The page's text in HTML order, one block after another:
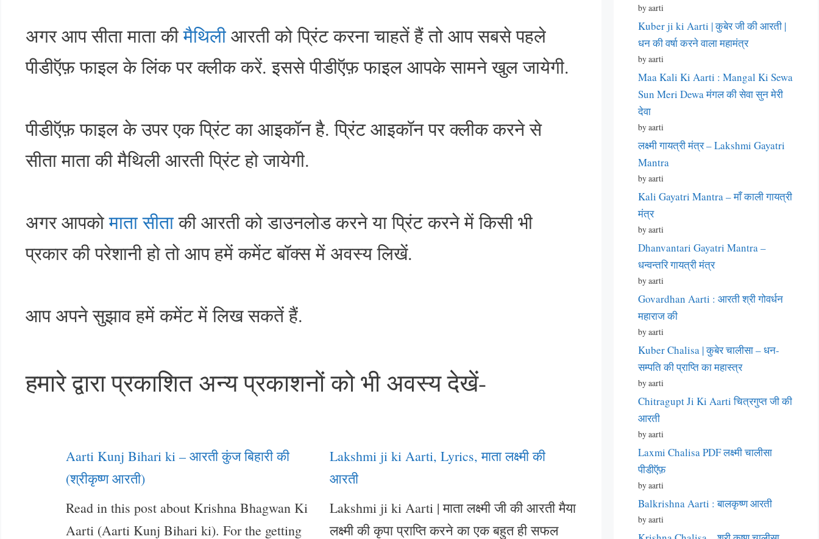
अगर आप सीता माता कीमैथिली आरती को प्रिंट करना चाहतें हैं तो आप सबसे पहले
पीडीऍफ़ फाइल के लिंक पर क्लीक करें. इससे पीडीऍफ़ फाइल आपके सामने खुल जायेगी.
पीडीऍफ़ फाइल के उपर एक प्रिंट का आइकॉन है. प्रिंट आइकॉन पर क्लीक करने से
सीता माता की मैथिली आरती प्रिंट हो जायेगी.
अगर आपकोमाता सीताकी आरती को डाउनलोड करने या प्रिंट करने में किसी भी
प्रकार की परेशानी हो तो आप हमें कमेंट बॉक्स में अवस्य लिखें.
आप अपने सुझाव हमें कमेंट में लिख सकतें हैं.
हमारे द्वारा प्रकाशित अन्य प्रकाशनों को भी अवस्य देखें-
Aarti Kunj Bihari ki – आरती कुंज बिहारी की
(श्रीकृष्ण आरती)
Read in this post about Krishna Bhagwan Ki
Aarti (Aarti Kunj Bihari ki). For the getting
Lakshmi ji ki Aarti, Lyrics, माता लक्ष्मी की
आरती
Lakshmi ji ki Aarti | माता लक्ष्मी जी की आरती मैया
लक्ष्मी की कृपा प्राप्ति करने का एक बहुत ही सफल
by aarti
Kuber ji ki Aarti | कुबेर जी की आरती |
धन की वर्षा करने वाला महामंत्र
by aarti
Maa Kali Ki Aarti : Mangal Ki Sewa
Sun Meri Dewa मंगल की सेवा सुन मेरी
देवा
by aarti
लक्ष्मी गायत्री मंत्र – Lakshmi Gayatri
Mantra
by aarti
Kali Gayatri Mantra – माँ काली गायत्री
मंत्र
by aarti
Dhanvantari Gayatri Mantra –
धन्वन्तरि गायत्री मंत्र
by aarti
Govardhan Aarti : आरती श्री गोवर्धन
महाराज की
by aarti
Kuber Chalisa | कुबेर चालीसा – धन-
सम्पति की प्राप्ति का महास्त्र
by aarti
Chitragupt Ji Ki Aarti चित्रगुप्त जी की
आरती
by aarti
Laxmi Chalisa PDF लक्ष्मी चालीसा
पीडीऍफ़
by aarti
Balkrishna Aarti : बालकृष्ण आरती
by aarti